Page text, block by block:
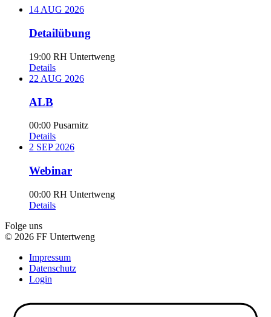
14AUG 2026
Detailübung
19:00 RH Untertweng
Details
22 AUG 2026
ALB
00:00 Pusarnitz
Details
2 SEP 2026
Webinar
00:00 RH Untertweng
Details
Folge uns
© 2026 FF Untertweng
Impressum
Datenschutz
Login